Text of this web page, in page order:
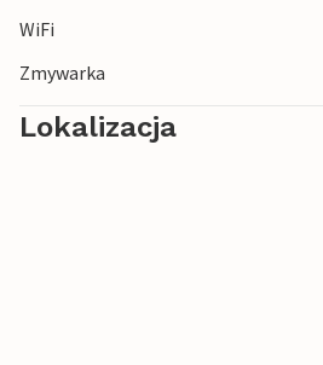
WiFi
Zmywarka
Lokalizacja